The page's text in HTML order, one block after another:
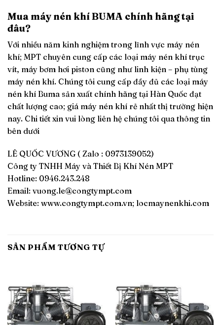
Mua máy nén khí BUMA chính hãng tại
đâu?
Với nhiều năm kinh nghiệm trong lĩnh vực máy nén
khí; MPT chuyên cung cấp các loại máy nén khí trục
vít, máy bơm hơi piston cũng như linh kiện – phụ tùng
máy nén khí. Chúng tôi cung cấp đầy đủ các loại máy
nén khí Buma sản xuất chính hãng tại Hàn Quốc đạt
chất lượng cao; giá máy nén khí rẻ nhất thị trường hiện
nay. Chi tiết xin vui lòng liên hệ chúng tôi qua thông tin
bên dưới
LÊ QUỐC VƯƠNG ( Zalo : 0973139052)
Công ty TNHH Máy và Thiết Bị Khí Nén MPT
Hotline: 0946.243.248
Email: vuong.le@congtympt.com
Website: www.congtympt.com.vn; locmaynenkhi.com
SẢN PHẨM TƯƠNG TỰ